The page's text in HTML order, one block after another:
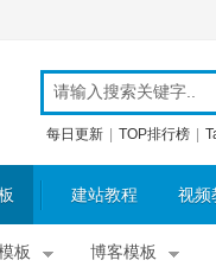
每日更新 TOP排行榜
建站教程 视频
板 博客模板